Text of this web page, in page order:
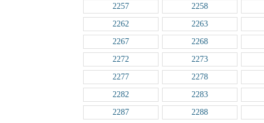
2257
2258
2262
2263
2267
2268
2272
2273
2277
2278
2282
2283
2287
2288